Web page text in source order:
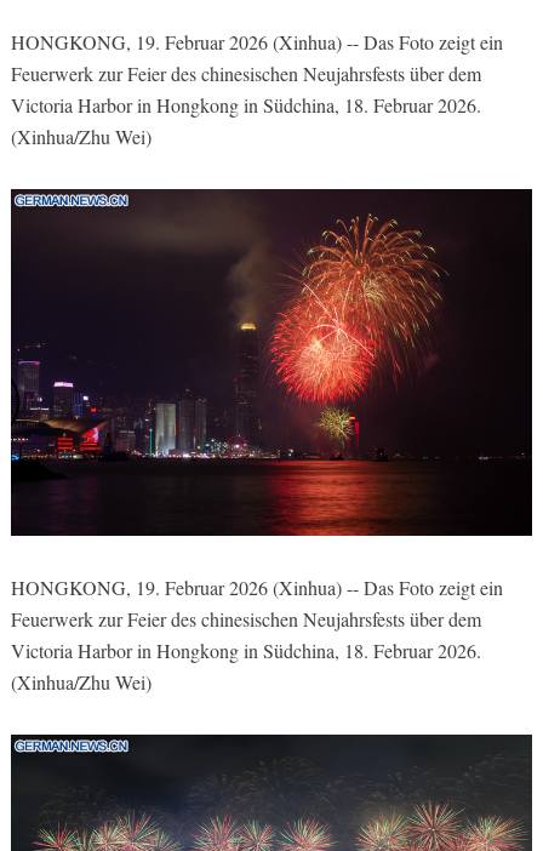
HONGKONG, 19. Februar 2026 (Xinhua) -- Das Foto zeigt ein
Feuerwerk zur Feier des chinesischen Neujahrsfests über dem
Victoria Harbor in Hongkong in Südchina, 18. Februar 2026.
(Xinhua/Zhu Wei)
HONGKONG, 19. Februar 2026 (Xinhua) -- Das Foto zeigt ein
Feuerwerk zur Feier des chinesischen Neujahrsfests über dem
Victoria Harbor in Hongkong in Südchina, 18. Februar 2026.
(Xinhua/Zhu Wei)